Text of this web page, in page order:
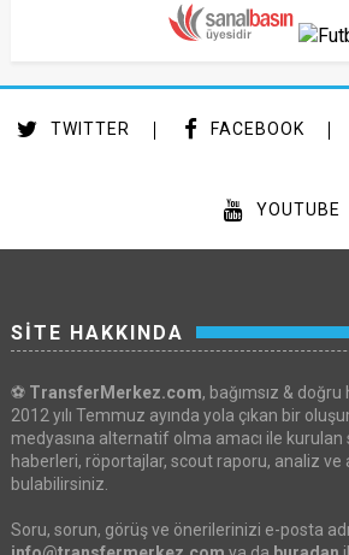
TWITTER FACEBOOK
YOUTUBE
SİTE HAKKINDA
⚽ TransferMerkez.com, bağımsız &
2012 yılı Temmuz ayında yola çıkan bir
medyasına alternatif olma amacı ile
haberleri, röportajlar, scout raporu, analiz ve
bulabilirsiniz.
Soru, sorun, görüş ve önerilerinizi e-posta